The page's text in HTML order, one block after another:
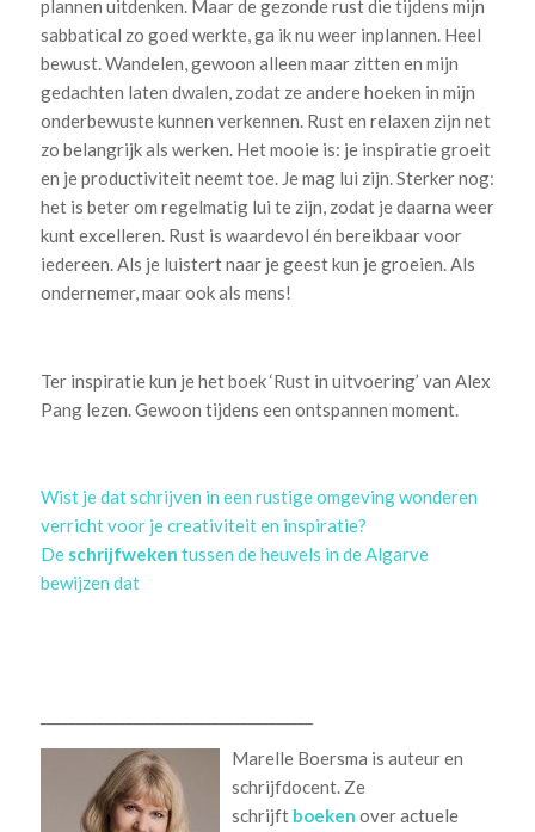
plannen uitdenken. Maar de gezonde rust die tijdens mijn
sabbatical zo goed werkte, ga ik nu weer inplannen. Heel
bewust. Wandelen, gewoon alleen maar zitten en mijn
gedachten laten dwalen, zodat ze andere hoeken in mijn
onderbewuste kunnen verkennen. Rust en relaxen zijn net
zo belangrijk als werken. Het mooie is: je inspiratie groeit
en je productiviteit neemt toe. Je mag lui zijn. Sterker nog:
het is beter om regelmatig lui te zijn, zodat je daarna weer
kunt excelleren. Rust is waardevol én bereikbaar voor
iedereen. Als je luistert naar je geest kun je groeien. Als
ondernemer, maar ook als mens!
Ter inspiratie kun je het boek ‘Rust in uitvoering’ van Alex
Pang lezen. Gewoon tijdens een ontspannen moment.
Wist je dat schrijven in een rustige omgeving wonderen
verricht voor je creativiteit en inspiratie?
De schrijfweken tussen de heuvels in de Algarve
bewijzen dat
Marelle Boersma is auteur en
schrijfdocent. Ze
schrijft boeken over actuele